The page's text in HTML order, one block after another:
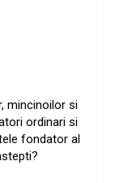
mincinoilor si
ordinari si
fondator al